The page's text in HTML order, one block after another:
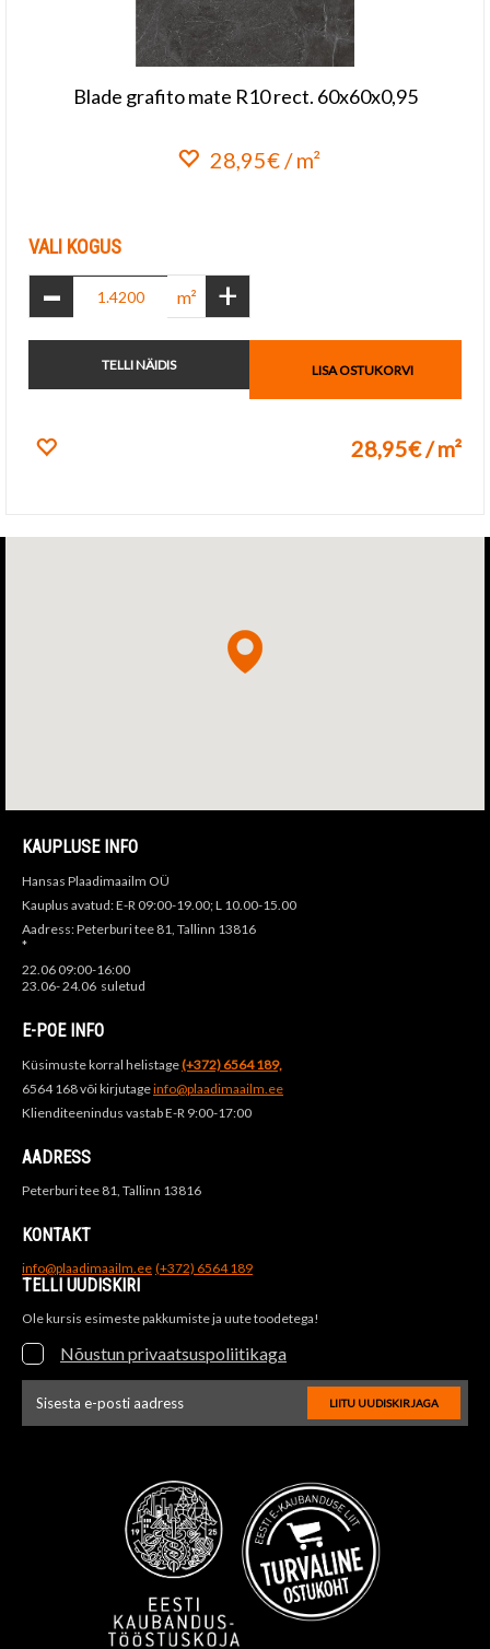
Blade grafito mate R10 rect. 60x60x0,95
28,95€ / m²
VALI KOGUS
- m² +
TELLI NÄIDIS LISA OSTUKORVI
28,95€ / m²
KAUPLUSE INFO
Hansas Plaadimaailm OÜ
Kauplus avatud: E-R 09:00-19.00; L 10.00-15.00
Aadress: Peterburi tee 81, Tallinn 13816
*
22.06 09:00-16:00
23.06- 24.06 suletud
E-POE INFO
Küsimuste korral helistage(+372) 6564 189,
6564 168 või kirjutageinfo@plaadimaailm.ee
Klienditeenindus vastab E-R 9:00-17:00
AADRESS
Peterburi tee 81, Tallinn 13816
KONTAKT
info@plaadimaailm.ee (+372) 6564 189
TELLI UUDISKIRI
Ole kursis esimeste pakkumiste ja uute toodetega!
Nõustun privaatsuspoliitikaga
LIITU UUDISKIRJAGA